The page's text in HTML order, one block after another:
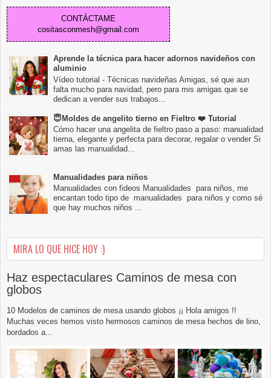
CONTÁCTAME
cositasconmesh@gmail.com
Aprende la técnica para hacer adornos navideños con
aluminio
Vídeo tutorial - Técnicas navideñas Amigas, sé que aun
falta mucho para navidad, pero para mis amigas que se
dedican a vender sus trabajos...
😇Moldes de angelito tierno en Fieltro ❤️ Tutorial
Cómo hacer una angelita de fieltro paso a paso: manualidad
tierna, elegante y perfecta para decorar, regalar o vender Si
amas las manualidad...
Manualidades para niños
Manualidades con fideos Manualidades para niños, me
encantan todo tipo de manualidades para niños y como sé
que hay muchos niños ...
MIRA LO QUE HICE HOY :)
Haz espectaculares Caminos de mesa con
globos
10 Modelos de caminos de mesa usando globos ¡¡ Hola amigos !!
Muchas veces hemos visto hermosos caminos de mesa hechos de lino,
bordados a...